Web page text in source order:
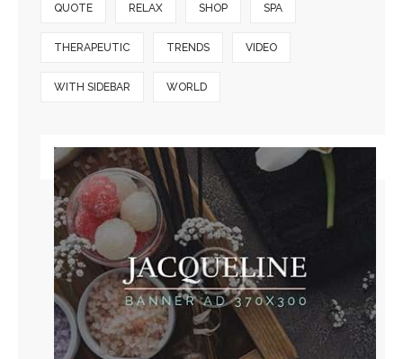
QUOTE RELAX SHOP SPA
THERAPEUTIC TRENDS VIDEO
WITH SIDEBAR WORLD